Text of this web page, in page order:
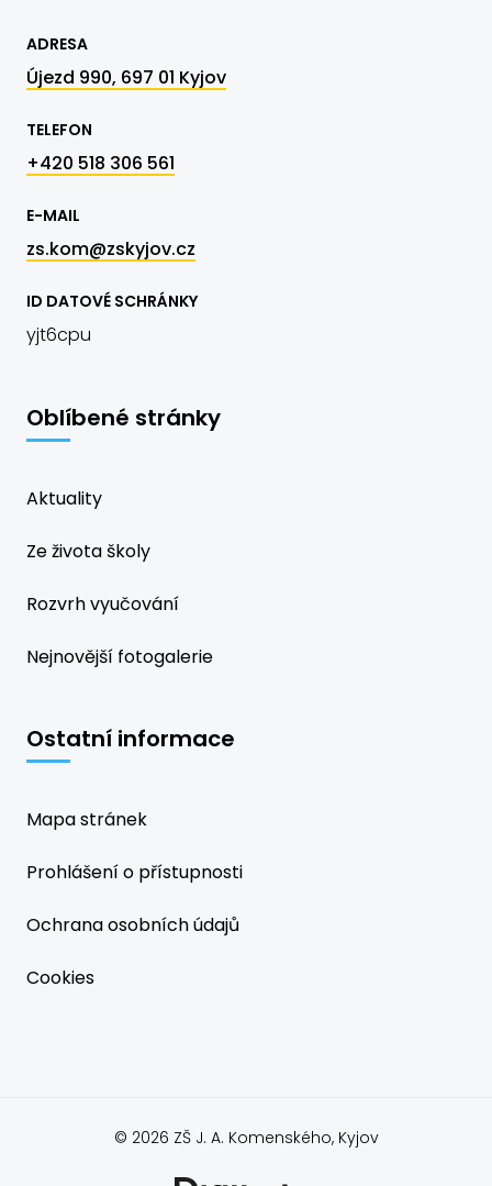
ADRESA
Újezd 990, 697 01 Kyjov
TELEFON
+420 518 306 561
E-MAIL
zs.kom@zskyjov.cz
ID DATOVÉ SCHRÁNKY
yjt6cpu
Oblíbené stránky
Aktuality
Ze života školy
Rozvrh vyučování
Nejnovější fotogalerie
Ostatní informace
Mapa stránek
Prohlášení o přístupnosti
Ochrana osobních údajů
Cookies
© 2026 ZŠ J. A. Komenského, Kyjov